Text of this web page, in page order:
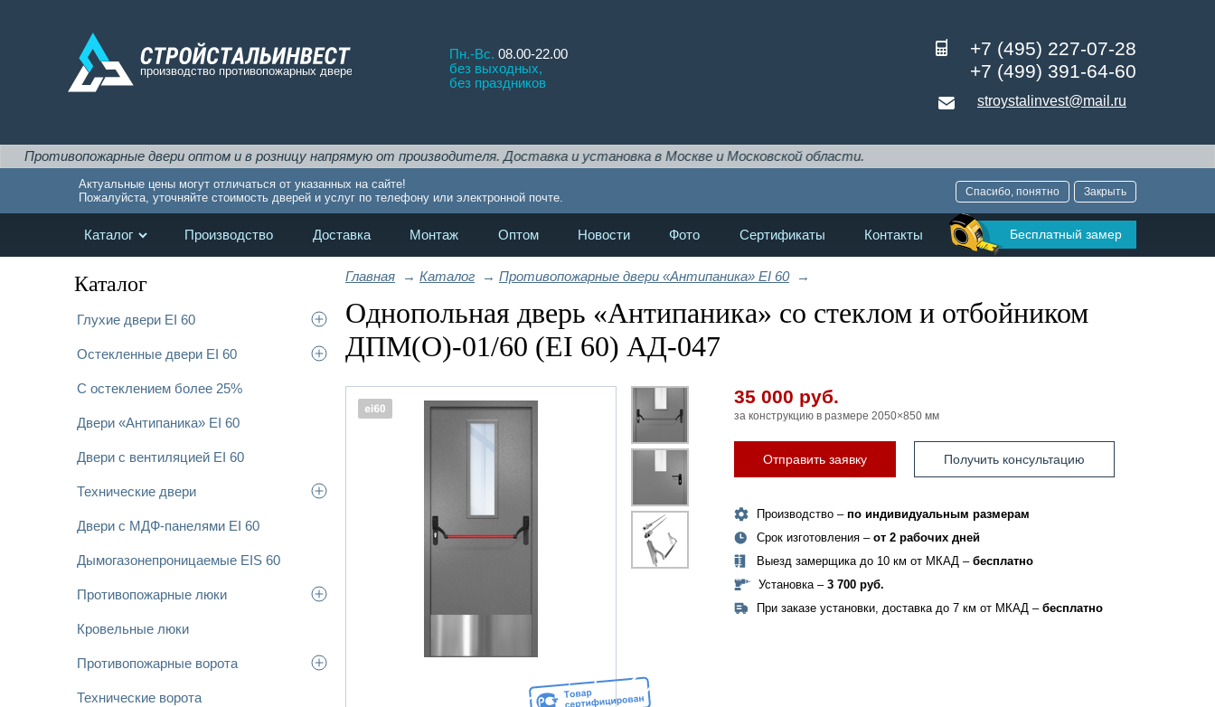
Пн.-Вс. 08.00-22.00
без выходных,
без праздников
+7 (495) 227-07-28
+7 (499) 391-64-60
stroystalinvest@mail.ru
двери оптом и в розницу напрямую от производителя. Доставка и установка в Москве и Московской области.
Актуальные цены могут отличаться от указанных на сайте!
Пожалуйста, уточняйте стоимость дверей и услуг по телефону или электронной почте.
Спасибо, понятно Закрыть
Каталог Производство Доставка Монтаж Оптом Новости Фото Сертификаты Контакты Бесплатный замер
Каталог
Глухие двери EI 60
Остекленные двери EI 60
С остеклением более 25%
Двери «Антипаника» EI 60
Двери с вентиляцией EI 60
Технические двери
Двери с МДФ-панелями EI 60
Дымогазонепроницаемые EIS 60
Противопожарные люки
Кровельные люки
Противопожарные ворота
Технические ворота
Главная → Каталог → Противопожарные двери «Антипаника» EI 60→
Однопольная дверь «Антипаника» со стеклом и отбойником
ДПМ(О)-01/60 (EI 60) АД-047
35 000 руб.
за конструкцию в размере 2050×850 мм
Отправить заявку Получить консультацию
Производство – по индивидуальным размерам
Срок изготовления – от 2 рабочих дней
Выезд замерщика до 10 км от МКАД – бесплатно
Установка – 3 700 руб.
При заказе установки, доставка до 7 км от МКАД – бесплатно